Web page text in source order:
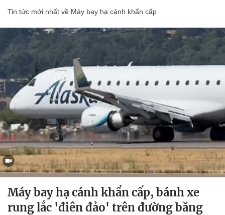
Tin tức mới nhất về Máy bay hạ cánh khẩn cấp
Máy bay hạ cánh khẩn cấp, bánh xe
rung lắc 'điên đảo' trên đường băng